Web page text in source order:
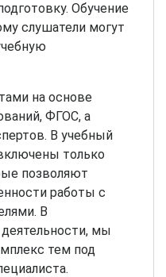
Обучение
слушатели могут
на основе
ФГОС, а
В учебный
только
позволяют
работы с
В
мы
тем под